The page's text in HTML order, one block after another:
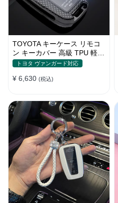
TOYOTA キーケース リモコ
ン キーカバー 高級 TPU 軽量
シリコン トヨタ キーホルダ
トヨタ ヴァンガード対応
¥ 6,630 (税込)